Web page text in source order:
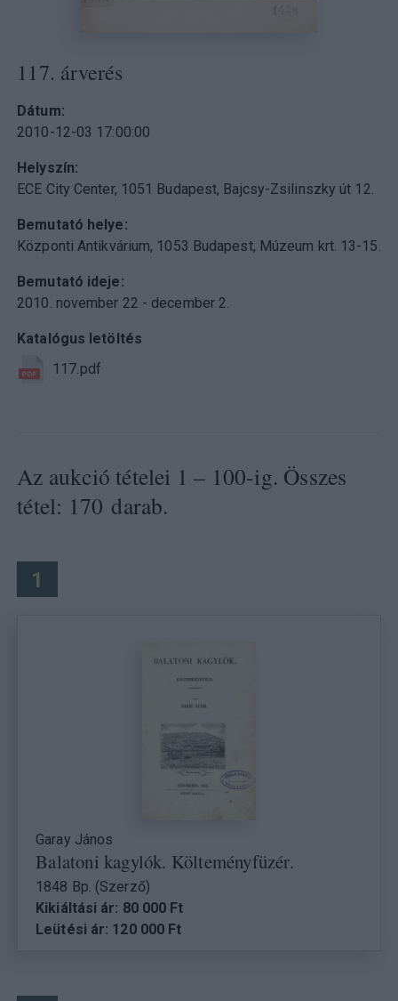
117. árverés
Dátum
2010-12-03 17:00:00
Helyszín
ECE City Center, 1051 Budapest, Bajcsy-Zsilinszky út 12.
Bemutató helye
Központi Antikvárium, 1053 Budapest, Múzeum krt. 13-15.
Bemutató ideje
2010. november 22 - december 2.
Katalógus letöltés
117.pdf
Az aukció tételei 1 – 100-ig. Összes
tétel: 170 darab.
1
Garay János
Balatoni kagylók. Költeményfüzér.
1848 Bp. (Szerző)
Kikiáltási ár: 80 000 Ft
Leütési ár: 120 000 Ft